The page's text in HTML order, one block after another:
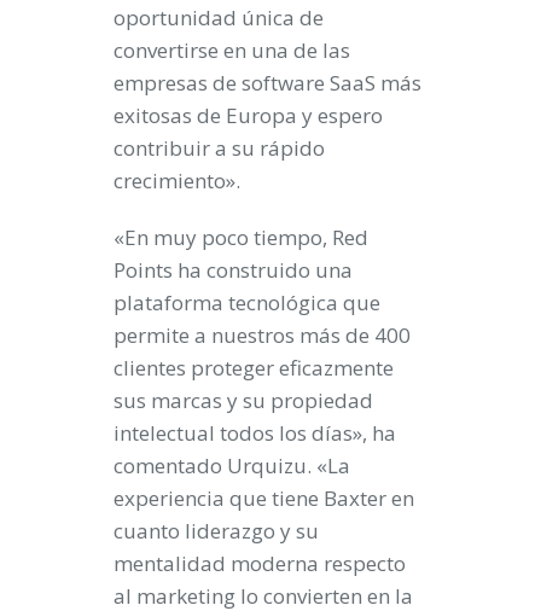
oportunidad única de
convertirse en una de las
empresas de software SaaS más
exitosas de Europa y espero
contribuir a su rápido
crecimiento».
«En muy poco tiempo, Red
Points ha construido una
plataforma tecnológica que
permite a nuestros más de 400
clientes proteger eficazmente
sus marcas y su propiedad
intelectual todos los días», ha
comentado Urquizu. «La
experiencia que tiene Baxter en
cuanto liderazgo y su
mentalidad moderna respecto
al marketing lo convierten en la